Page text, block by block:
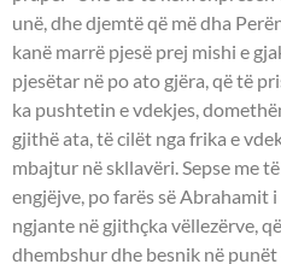
unë, dhe djemtë që më dha
kanë marrë pjesë prej mishi e
pjesëtar në po ato gjëra, që të
ka pushtetin e vdekjes,
gjithë ata, të cilët nga frika e
mbajtur në skllavëri. Sepse me
engjëjve, po farës së Abrahamit
ngjante në gjithçka vëllezërve,
dhembshur dhe besnik në punët